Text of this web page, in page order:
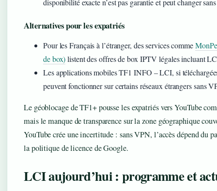
Alternatives pour les expatriés
Pour les Français à l’étranger, des services comme
de box)listent des offres de box IPTV légales incluant
Les applications mobiles TF1 INFO – LCI, si
peuvent fonctionner sur certains réseaux étrangers sans
Le géoblocage de TF1+ pousse les expatriés vers YouTube
mais le manque de transparence sur la zone géographique
YouTube crée une incertitude : sans VPN, l’accès dépend du
la politique de licence de Google.
LCI aujourd’hui : programme et